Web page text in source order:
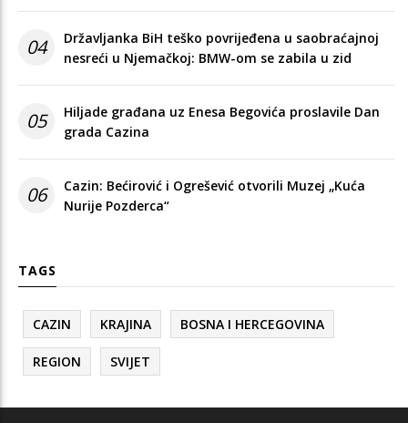
04
Državljanka BiH teško povrijeđena u saobraćajnoj
nesreći u Njemačkoj: BMW-om se zabila u zid
05
Hiljade građana uz Enesa Begovića proslavile Dan
grada Cazina
06
Cazin: Bećirović i Ogrešević otvorili Muzej „Kuća
Nurije Pozderca“
TAGS
CAZIN KRAJINA BOSNA I HERCEGOVINA
REGION SVIJET